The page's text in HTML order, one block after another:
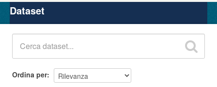
Organizzazioni
Gruppi
Dataset
Ordina per